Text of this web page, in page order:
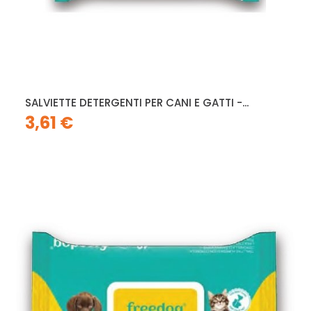
SALVIETTE DETERGENTI PER CANI E GATTI -...
3,61 €